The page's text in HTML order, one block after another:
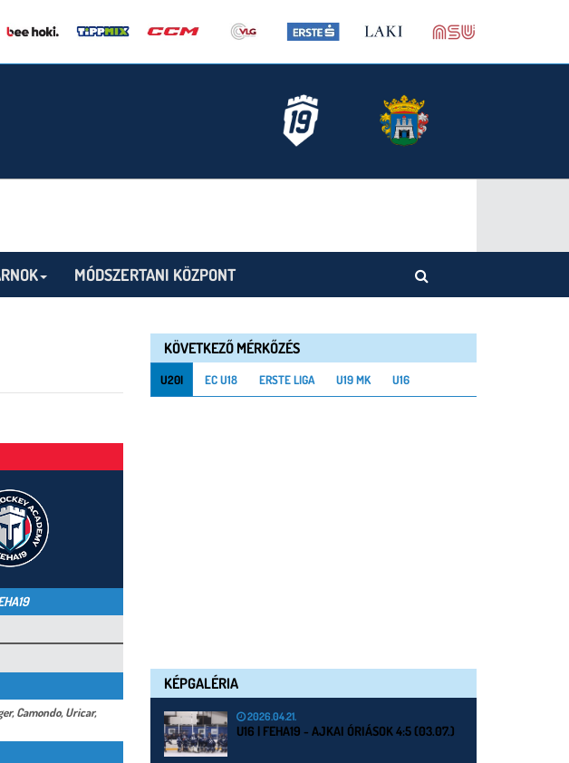
MÓDSZERTANI KÖZPONT
Camondo, Uricar,
KÖVETKEZŐ MÉRKŐZÉS
U20I EC U18 ERSTE LIGA U19 MK U16
KÉPGALÉRIA
2026.04.21.
U16 | FEHA19 - AJKAI ÓRIÁSOK 4:5 (03.07.)